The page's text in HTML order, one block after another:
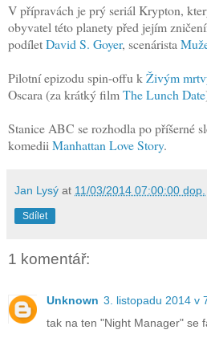
V přípravách je prý seriál Krypton,
obyvatel této planety před jejím
podíletDavid S. Goyer, scenárista
Pilotní epizodu spin-offu kŽivým
Oscara (za krátký filmThe Lunch Date
Stanice ABC se rozhodla po příšerné
komedii Manhattan Love Story.
Jan Lysý at 11/03/2014 07:00:00 dop.
Sdílet
1 komentář:
Unknown 3. listopadu 2014 v
tak na ten "Night Manager" se